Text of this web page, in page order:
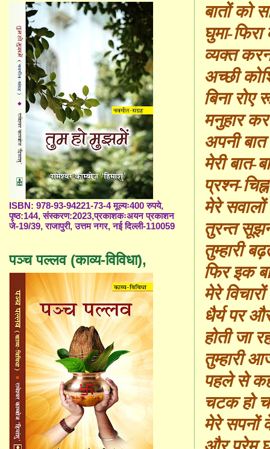
बातों को
घुमा-
व्यक्त
अच्छी
बिना रोए
मनुहार कर
अपनी
मेरी बात-
प्रश्न-
मेरे सवालों
तुरन्त
तुम्हारी
फिर इक
मेरे
धैर्य पर
होती जा
तुम्हारी
पहले से
चटक हो
मेरे सपनों
ISBN: 978-93-94221-73-4 मूल्यः400 रुपये,
पृष्ठ:144, संस्करण:2023,प्रकाशकःअयन प्रकाशन
जे-19/39, राजापुरी, उत्तम नगर, नई दिल्ली-110059
पञ्च पल्लव (काव्य-विविधा),